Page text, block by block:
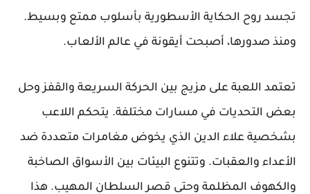
تجسد روح الحكاية الأسطورية بأسلوب ممتع وبسيط.
ومنذ صدورها، أصبحت أيقونة في عالم الألعاب.
تعتمد اللعبة على مزيج بين الحركة السريعة والقفز وحل
بعض التحديات في مسارات مختلفة. يتحكم اللاعب
بشخصية علاء الدين الذي يخوض مغامرات متعددة ضد
الأعداء والعقبات. وتتنوع البيئات بين الأسواق الصاخبة
والكهوف المظلمة وحتى قصر السلطان المهيب. هذا